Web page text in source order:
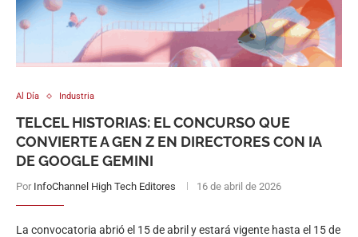
Al Día Industria
TELCEL HISTORIAS: EL CONCURSO QUE
CONVIERTE A GEN Z EN DIRECTORES CON IA
DE GOOGLE GEMINI
Por InfoChannel High Tech Editores 16 de abril de 2026
La convocatoria abrió el 15 de abril y estará vigente hasta el 15 de